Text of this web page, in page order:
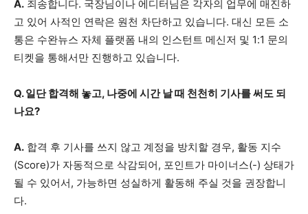
A. 죄송합니다. 국장님이나 에디터님은 각자의 업무에 매진하
고 있어 사적인 연락은 원천 차단하고 있습니다. 대신 모든 소
통은 수완뉴스 자체 플랫폼 내의 인스턴트 메신저 및 1:1 문의
티켓을 통해서만 진행하고 있습니다.
Q. 일단 합격해 놓고, 나중에 시간 날 때 천천히 기사를 써도 되
나요?
A. 합격 후 기사를 쓰지 않고 계정을 방치할 경우, 활동 지수
(Score)가 자동적으로 삭감되어, 포인트가 마이너스(-) 상태가
될 수 있어서, 가능하면 성실하게 활동해 주실 것을 권장합니
다.